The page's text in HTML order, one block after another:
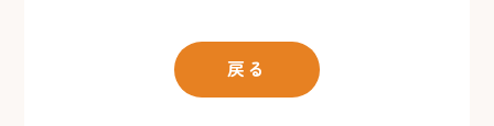
戻る